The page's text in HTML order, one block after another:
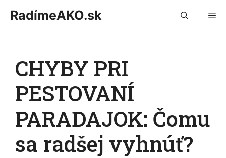
RadímeAKO.sk
CHYBY PRI
PESTOVANÍ
PARADAJOK: Čomu
sa radšej vyhnúť?